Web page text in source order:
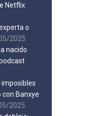
Netflix
o
2025
nacido
imposibles
con Banxye
2025